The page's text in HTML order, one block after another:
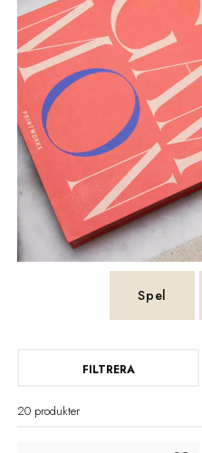
Spel
FILTRERA
20 produkter